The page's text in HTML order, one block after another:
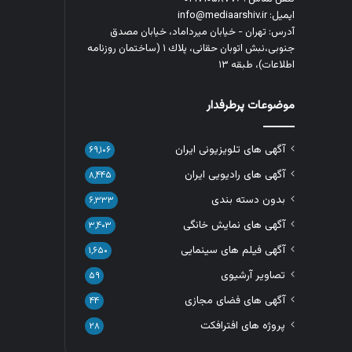
ایمیل: info@mediaarshiv.ir
آدرس: تهران - خیابان میرداماد، خیابان مصدق
جنوبی،نبش اتوبان حقانی، پلاك ١ (ساختمان روزنامه
اطلاعات)، طبقه ۱۳
موضوعات پرطرفدار
آگهی های تلویزیونی ایران ۶۹,۱۰۶
آگهی های رادیویی ایران ۸,۴۴۵
بدون دسته بندی ۶,۳۳۳
آگهی های نمایش خانگی ۳,۴۰۳
آگهی فیلم های سینمایی ۱,۶۵۰
تصاویر آرشیوی ۵۹
آگهی های فضای مجازی ۴۴
پروژه های افترافکت ۲۸